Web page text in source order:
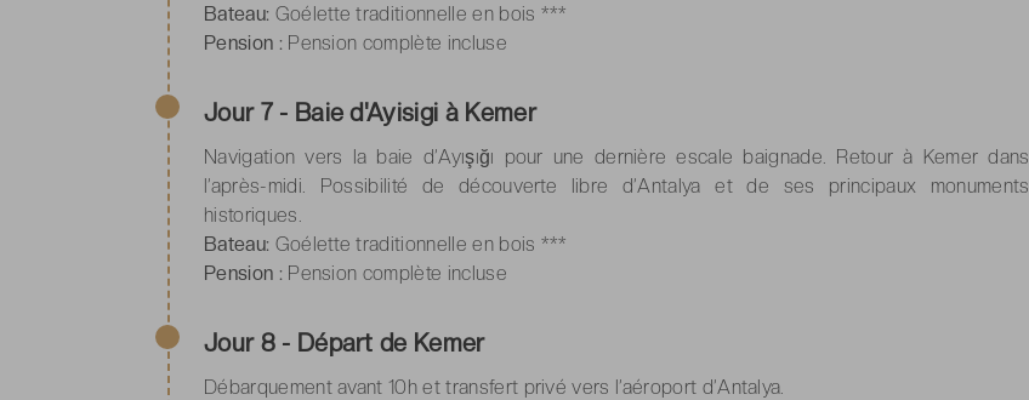
Bateau: Goélette traditionnelle en bois ***
Pension : Pension complète incluse
Jour 7 - Baie d'Ayisigi à Kemer
Navigation vers la baie d’Ayışığı pour une dernière escale baignade. Retour à Kemer dans
l’après-midi. Possibilité de découverte libre d’Antalya et de ses principaux monuments
historiques.
Bateau: Goélette traditionnelle en bois ***
Pension : Pension complète incluse
Jour 8 - Départ de Kemer
Débarquement avant 10h et transfert privé vers l’aéroport d’Antalya.